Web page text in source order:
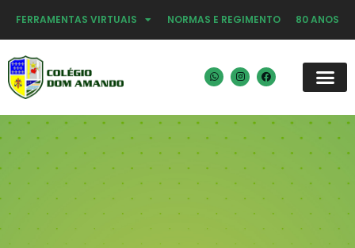
FERRAMENTAS VIRTUAIS NORMAS E REGIMENTO 80 ANOS